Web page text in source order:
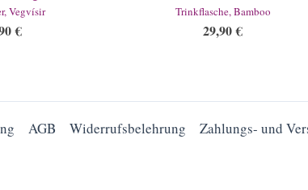
Vegvísir
€
Trinkflasche, Bamboo
29,90€
AGB Widerrufsbelehrung Zahlungs- und